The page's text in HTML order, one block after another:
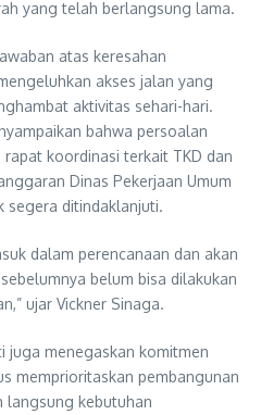
yang telah berlangsung lama.
atas keresahan
akses jalan yang
aktivitas sehari-hari.
bahwa persoalan
koordinasi terkait TKD dan
Dinas Pekerjaan Umum
segera ditindaklanjuti.
dalam perencanaan dan akan
belum bisa dilakukan
ujar Vickner Sinaga.
juga menegaskan komitmen
memprioritaskan pembangunan
langsung kebutuhan